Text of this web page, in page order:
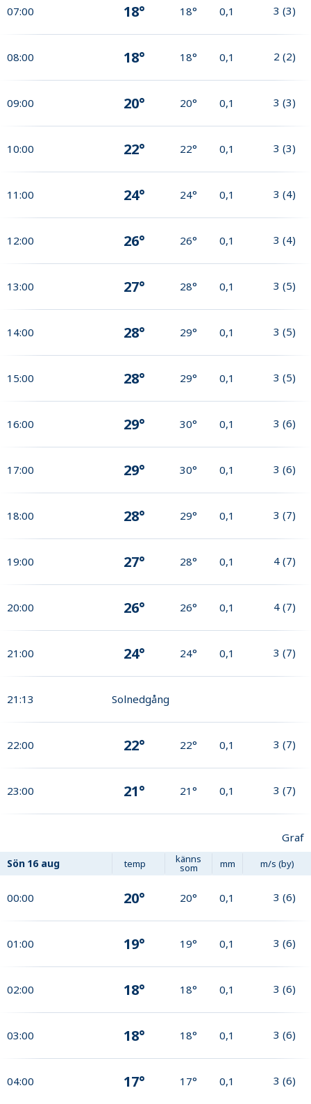
07:00 18° 18° 0,1 3 (3)
08:00 18° 18° 0,1 2 (2)
09:00 20° 20° 0,1 3 (3)
10:00 22° 22° 0,1 3 (3)
11:00 24° 24° 0,1 3 (4)
12:00 26° 26° 0,1 3 (4)
13:00 27° 28° 0,1 3 (5)
14:00 28° 29° 0,1 3 (5)
15:00 28° 29° 0,1 3 (5)
16:00 29° 30° 0,1 3 (6)
17:00 29° 30° 0,1 3 (6)
18:00 28° 29° 0,1 3 (7)
19:00 27° 28° 0,1 4 (7)
20:00 26° 26° 0,1 4 (7)
21:00 24° 24° 0,1 3 (7)
21:13 Solnedgång
22:00 22° 22° 0,1 3 (7)
23:00 21° 21° 0,1 3 (7)
Graf
Sön 16 aug temp känns
som mm m/s (by)
00:00 20° 20° 0,1 3 (6)
01:00 19° 19° 0,1 3 (6)
02:00 18° 18° 0,1 3 (6)
03:00 18° 18° 0,1 3 (6)
04:00 17° 17° 0,1 3 (6)